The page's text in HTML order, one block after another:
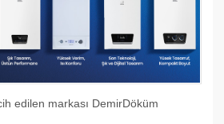
edilen markası DemirDöküm